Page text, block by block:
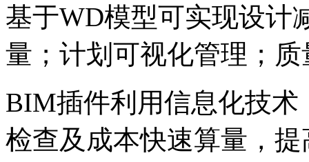
基于WD模型可实现设计
量；计划可视化管理；
BIM插件利用信息化技
检查及成本快速算量，